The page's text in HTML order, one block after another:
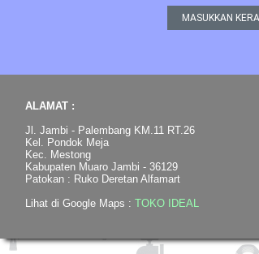
ALAMAT :
Jl. Jambi - Palembang KM.11 RT.26
Kel. Pondok Meja
Kec. Mestong
Kabupaten Muaro Jambi - 36129
Patokan : Ruko Deretan Alfamart
Lihat di Google Maps : TOKO IDEAL